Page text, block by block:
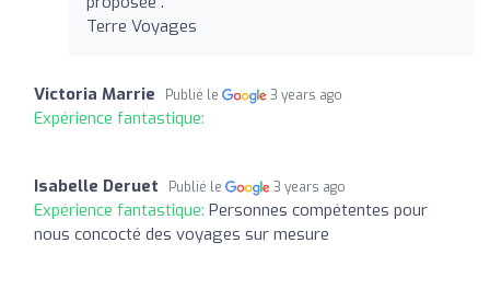
Terre Voyages
Victoria Marrie Publié le 3 years ago
Expérience fantastique:
Isabelle Deruet Publié le 3 years ago
Expérience fantastique: Personnes compétentes pour
nous concocté des voyages sur mesure